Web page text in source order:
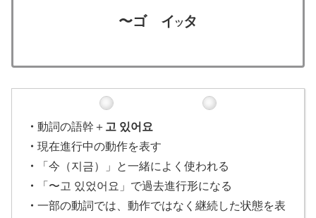
〜ゴ イツタ
・ 動詞の語幹＋ 고 있어요
・ 現在進行中の動作を表す
・
「今（지금）」と一緒によく使われる
・
「〜고 있었어요」で過去進行形になる
・ 一部の動詞では、動作ではなく継続した状態を表